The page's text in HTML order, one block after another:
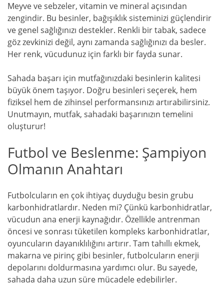
Meyve ve sebzeler, vitamin ve mineral açısından
zengindir. Bu besinler, bağışıklık sisteminizi güçlendirir
ve genel sağlığınızı destekler. Renkli bir tabak, sadece
göz zevkinizi değil, aynı zamanda sağlığınızı da besler.
Her renk, vücudunuz için farklı bir fayda sunar.
Sahada başarı için mutfağınızdaki besinlerin kalitesi
büyük önem taşıyor. Doğru besinleri seçerek, hem
fiziksel hem de zihinsel performansınızı artırabilirsiniz.
Unutmayın, mutfak, sahadaki başarınızın temelini
oluşturur!
Futbol ve Beslenme: Şampiyon
Olmanın Anahtarı
Futbolcuların en çok ihtiyaç duyduğu besin grubu
karbonhidratlardır. Neden mi? Çünkü karbonhidratlar,
vücudun ana enerji kaynağıdır. Özellikle antrenman
öncesi ve sonrası tüketilen kompleks karbonhidratlar,
oyuncuların dayanıklılığını artırır. Tam tahıllı ekmek,
makarna ve pirinç gibi besinler, futbolcuların enerji
depolarını doldurmasına yardımcı olur. Bu sayede,
sahada daha uzun süre mücadele edebilirler.